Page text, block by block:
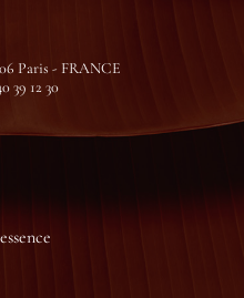
Paris - FRANCE
39 12 30